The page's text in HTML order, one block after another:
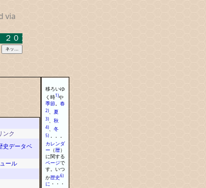
via
３．３．１７ 米沢キャンパス中示Ａ
ンク
史データベ
ール
移ろいゆ
く時1)や
季節。 春
2)、 夏
3)、 秋
4)、 冬
5)・ ・
・
カレンダ
ー （暦）
に関する
ページで
す。 いつ
か歴史6)
に ・ ・
・